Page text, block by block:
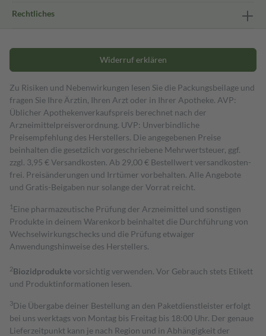
Rechtliches
Widerruf erklären
Zu Risiken und Nebenwirkungen lesen Sie die Packungsbeilage und
fragen Sie Ihre Ärztin, Ihren Arzt oder in Ihrer Apotheke. AVP:
Üblicher Apothekenverkaufspreis berechnet nach der
Arzneimittelpreisverordnung. UVP: Unverbindliche
Preisempfehlung des Herstellers. Die angegebenen Preise
beinhalten die gesetzlich vorgeschriebene Mehrwertsteuer, ggf.
zzgl. 3,95 € Versandkosten. Ab 29,00 € Bestell­wert versand­kosten­
frei. Preisänderungen und Irrtümer vorbehalten. Alle Angebote
und Gratis-Beigaben nur solange der Vorrat reicht.
1 Eine pharmazeutische Prüfung der Arzneimittel und sonstigen
Produkte in deinem Warenkorb beinhaltet die Durchführung von
Wechselwirkungschecks und die Prüfung etwaiger
Anwendungshinweise des Herstellers.
2Biozidproduktevorsichtig verwenden. Vor Gebrauch stets Etikett
und Produktinformationen lesen.
3Die Übergabe deiner Bestellung an den Paketdienstleister erfolgt
bei uns werktags von Montag bis Freitag bis 18:00 Uhr. Der genaue
Lieferzeitpunkt kann je nach Region und in Abhängigkeit der